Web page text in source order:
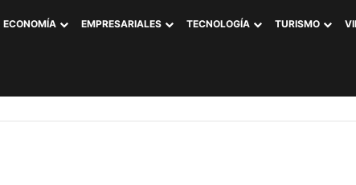
ECONOMÍA EMPRESARIALES TECNOLOGÍA TURISMO